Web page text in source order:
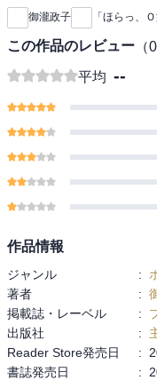
張ってね」といわれなく
う」といわれなくても勝
ての方角」へ頑張りや夢
かも大型だけに、まわり
かねません。本書を読ん
中国の古書である孫式の
らずば、百戦して危うか
○（マル）で前を向く性格
究は元気をもらうことに
本人に元気を呼び戻すき
御瀧政子 「ほらっ、
この作品のレビュー （0
平均 --
作品情報
ジャンル :
著者
:
掲載誌・レーベル
:
出版社
:
Reader Store発売日
:
書誌発売日
: